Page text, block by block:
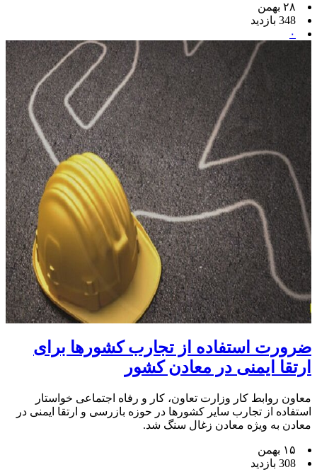
۲۸ بهمن
348 بازدید
۰
ضرورت استفاده از تجارب کشورها برای
ارتقا ایمنی در معادن کشور
معاون روابط کار وزارت تعاون، کار و رفاه اجتماعی خواستار
استفاده از تجارب سایر کشورها در حوزه بازرسی و ارتقا ایمنی در
معادن به ویژه معادن زغال سنگ شد.
۱۵ بهمن
308 بازدید